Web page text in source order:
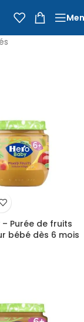
Purée de fruits
bébé dès 6 mois